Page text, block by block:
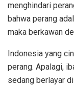
menghindari
bahwa perang
maka berkawan
Indonesia yang
perang. Apalagi,
sedang berlayar